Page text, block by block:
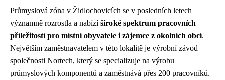
Průmyslová zóna v Židlochovicích se v posledních letech
významně rozrostla a nabízíširoké spektrum pracovních
příležitostí pro místní obyvatele i zájemce z okolních obcí.
Největším zaměstnavatelem v této lokalitě je výrobní závod
společnosti Nortech, který se specializuje na výrobu
průmyslových komponentů a zaměstnává přes 200 pracovníků.